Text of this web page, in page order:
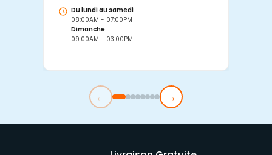
Du lundi au samedi
08:00AM - 07:00PM
Dimanche
09:00AM - 03:00PM
← →